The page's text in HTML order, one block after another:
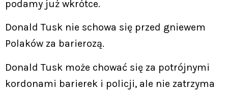
podamy już wkrótce.
Donald Tusk nie schowa się przed gniewem
Polaków za barierozą.
Donald Tusk może chować się za potrójnymi
kordonami barierek i policji, ale nie zatrzyma